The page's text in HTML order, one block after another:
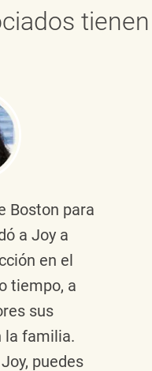
Boston para
a Joy a
en el
tiempo, a
sus
la familia.
puedes